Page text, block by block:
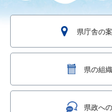
県庁舎の
県の組
県政へ